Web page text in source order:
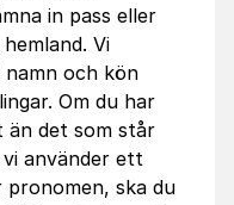
in pass eller
Vi
namn och kön
Om du har
än det som står
använder ett
ska du